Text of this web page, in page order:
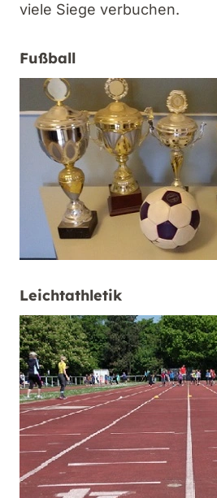
viele Siege verbuchen.
Fußball
Leichtathletik